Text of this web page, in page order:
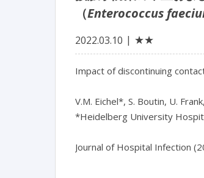
（Enterococcus
2022.03.10 ★★
Impact of discontinuing
V.M. Eichel*, S. Boutin, U.
*Heidelberg University